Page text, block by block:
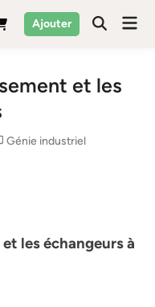
Ajouter
et les
Génie industriel
les échangeurs à